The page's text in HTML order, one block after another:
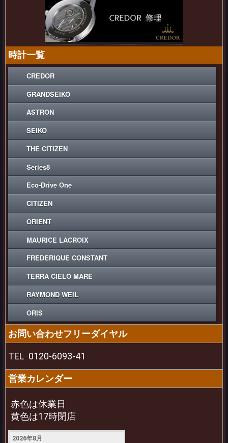
時計一覧
CREDOR
GRANDSEIKO
ASTRON
SEIKO
THE CITIZEN
Series8
Eco-Drive One
CITIZEN
ORIENT
MAURICE LACROIX
FREDERIQUE CONSTANT
TERRA CIELO MARE
RAYMOND WEIL
ORIS
お問い合わせフリーダイヤル
TEL 0120-6093-41
営業カレンダー
赤色は休業日
黄色は17時閉店
2026年8月